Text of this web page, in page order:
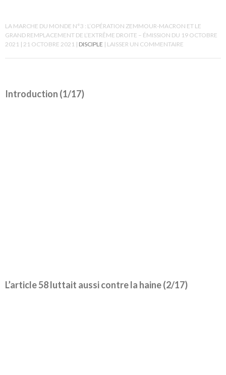
LA MARCHE DU MONDE N°3 : L’OPÉRATION ZEMMOUR-MACRON ET LE
GRAND REMPLACEMENT DE L’EXTRÊME DROITE – ÉMISSION DU 19 OCTOBRE
2021 21 OCTOBRE 2021 DISCIPLE LAISSER UN COMMENTAIRE
Introduction (1/17)
L’article 58 luttait aussi contre la haine (2/17)